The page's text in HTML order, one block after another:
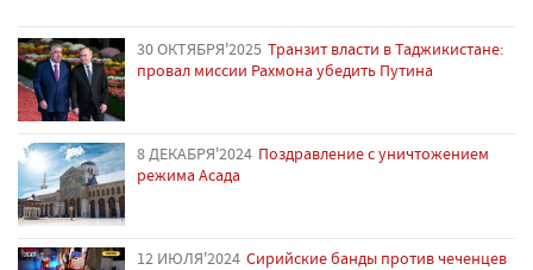
30 ОКТЯБРЯ'2025 Транзит власти в Таджикистане:
провал миссии Рахмона убедить Путина
8 ДЕКАБРЯ'2024 Поздравление с уничтожением
режима Асада
12 ИЮЛЯ'2024 Сирийские банды против чеченцев